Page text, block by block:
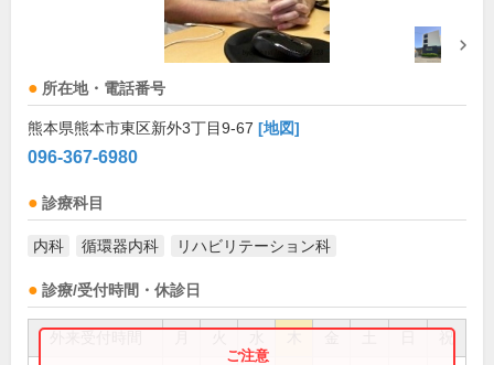
所在地・電話番号
熊本県熊本市東区新外3丁目9-67 [地図]
096-367-6980
診療科目
内科 循環器内科 リハビリテーション科
診療/受付時間・休診日
祝